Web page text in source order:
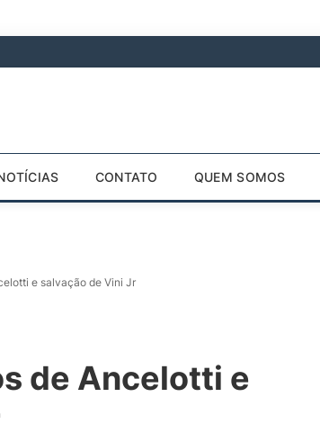
CONTATO QUEM SOMOS
e salvação de Vini Jr
de Ancelotti e